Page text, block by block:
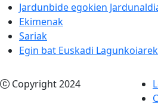
Jardunbide egokien
Ekimenak
Sariak
Egin bat Euskadi
Copyright 2024